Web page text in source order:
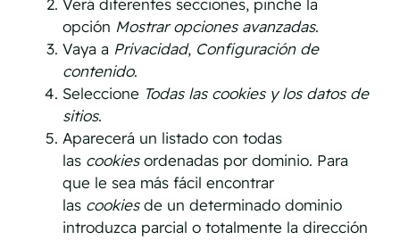
Verá diferentes secciones, pinche la
opción Mostrar opciones avanzadas.
Vaya a Privacidad, Configuración de
contenido.
Seleccione Todas las cookies y los datos de
sitios.
Aparecerá un listado con todas
las cookiesordenadas por dominio. Para
que le sea más fácil encontrar
las cookiesde un determinado dominio
introduzca parcial o totalmente la dirección